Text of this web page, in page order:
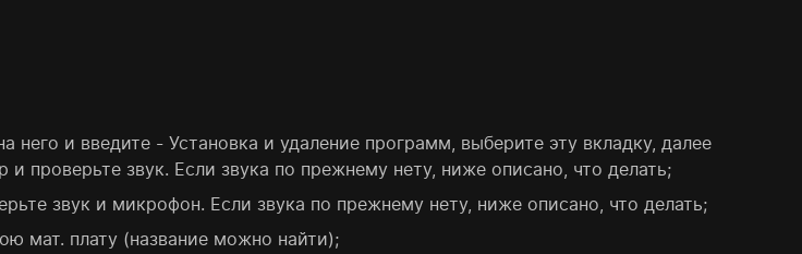
и введите - Установка и удаление программ, выберите эту вкладку, далее
проверьте звук. Если звука по прежнему нету, ниже описано, что делать;
звук и микрофон. Если звука по прежнему нету, ниже описано, что делать;
мат. плату (название можно найти);